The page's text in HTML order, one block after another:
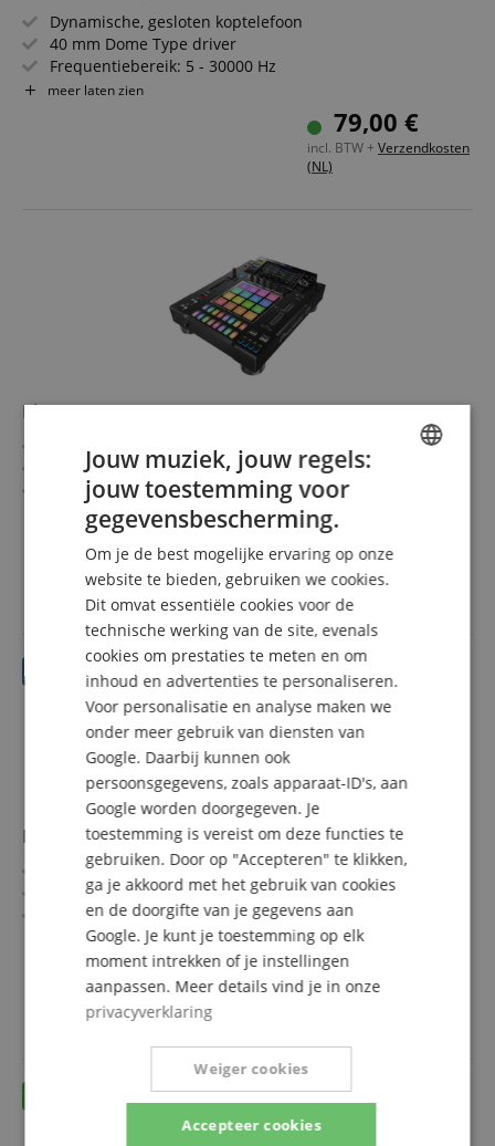
Dynamische, gesloten koptelefoon
40 mm Dome Type driver
Frequentiebereik: 5 - 30000 Hz
Impedantie: 32 Ohm
meer laten zien
79,00 €
incl. BTW + Verzendkosten
(NL)
Pioneer DJ DJS-1000
7-inch fullcolor touchscreendisplay
Stepsequencer met 16 multicolor step-invoertoetsen
Multicolor performance-pads
Live-sampling
Touchstrip voor pitch-bend functie
Precieze synchronisatie dankzij beat sync
meer laten zien
1.469,00 €
Gratis verzenden (NL)
BTW
Pioneer DJ DJC-RX3 BAG Softcase
EVA Durashock spuitgietvorm
Geschikt voor Pioneer XDJ-RX3
Zwarte dichte fleece voering
Piepschuim in het deksel
Lichtgewicht & duurzaam
meer laten zien
149,00 €
Gratis verzenden (NL)
SPANISH
Jouw muziek, jouw regels:
jouw toestemming voor
gegevensbescherming.
Om je de best mogelijke ervaring op onze
website te bieden, gebruiken we cookies.
Dit omvat essentiële cookies voor de
technische werking van de site, evenals
cookies om prestaties te meten en om
inhoud en advertenties te personaliseren.
Voor personalisatie en analyse maken we
onder meer gebruik van diensten van
Google. Daarbij kunnen ook
persoonsgegevens, zoals apparaat-ID's, aan
Google worden doorgegeven. Je
toestemming is vereist om deze functies te
gebruiken. Door op "Accepteren" te klikken,
ga je akkoord met het gebruik van cookies
en de doorgifte van je gegevens aan
Google. Je kunt je toestemming op elk
moment intrekken of je instellingen
aanpassen. Meer details vind je in onze
privacyverklaring
Accepteer cookies
Weiger cookies